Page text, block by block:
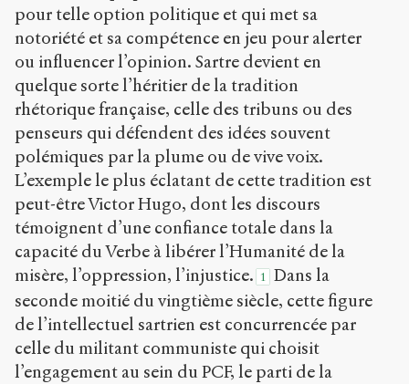
2007
Accéder
à la
version
PDF
pour telle option politique et qui met sa
notoriété et sa compétence en jeu pour alerter
ou influencer l’opinion. Sartre devient en
quelque sorte l’héritier de la tradition
rhétorique française, celle des tribuns ou des
penseurs qui défendent des idées souvent
polémiques par la plume ou de vive voix.
L’exemple le plus éclatant de cette tradition est
peut-être Victor Hugo, dont les discours
témoignent d’une confiance totale dans la
capacité du Verbe à libérer l’Humanité de la
misère, l’oppression, l’injustice. 1 Dans la
seconde moitié du vingtième siècle, cette figure
de l’intellectuel sartrien est concurrencée par
celle du militant communiste qui choisit
l’engagement au sein du PCF, le parti de la